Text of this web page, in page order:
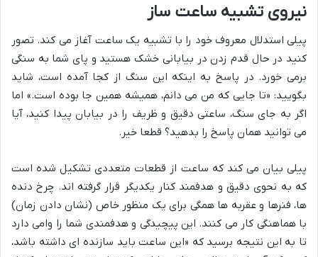
نیروی تشبیه ساعت ساز
پیلی استدلال معروف خود را با تشبیه یک ساعت آغاز می کند. تصور
کنید در حال قدم زدن در بیابانی خشک هستید و پای شما به سنگی
برمی خورد. در پاسخ به اینکه این سنگ از کجا آمده است، شاید
بگویید: «تا جایی که من می دانم، همیشه همین جا بوده است.» اما
اگر به جای سنگ، ساعتی دقیق و ظریف را در بیابان پیدا کنید، آیا
می توانید همان پاسخ را بدهید؟ قطعا خیر.
پیلی بیان می کند که ساعت از قطعات متعددی تشکیل شده است
که به نحوی دقیق و هدفمند کنار یکدیگر قرار گرفته اند. چرخ دنده
ها، فنرها و عقربه ها همگی برای یک منظور خاص (نشان دادن زمان)
با هماهنگی کار می کنند. این پیچیدگی و هدفمندی شما را وامی دارد
تا به این نتیجه برسید که «این ساعت باید سازنده ای داشته باشد،